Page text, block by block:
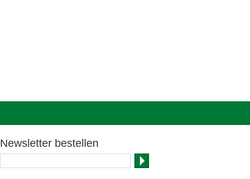
Newsletter bestellen